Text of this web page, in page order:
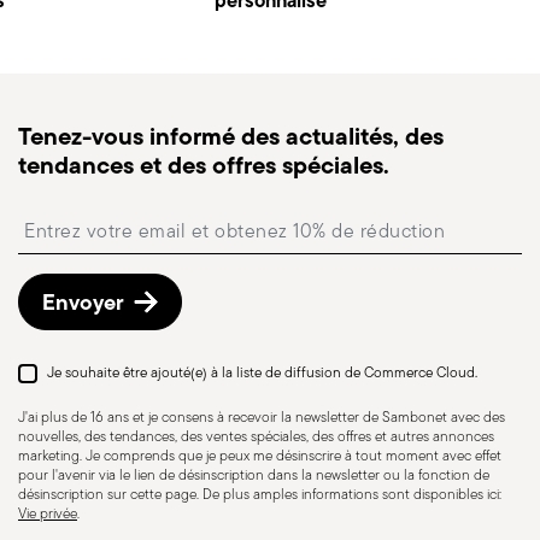
sans manche 20&#160;cm, 1 manche amovible, 1
Aluminium|Terre Cuite|51064-20 Sautoir Sans
Anses Cm 24|Chromatica Aluminium|Vert
Forêt|51065-24 Casserole Haute Sans Manche Cm
Manche Amovible|Chromatica|Noir|51064-AA
Couvercle Cm 20|Chromatica Verre|51061-20
Couvercle Cm 24|Chromatica Verre|51061-24
vaisselle
COOKWARE - Une mauvaise utilisation des
suivre la livraison.
Point relais: en Italie, la livraison en point relais est
paiement.
Retours gratuits sous 30 jours
date d’expédition/facturation en suivant la
procédure indiquée sur la page
Tenez-vous informé des actualités, des
tendances et des offres spéciales.
Envoyer
Je souhaite être ajouté(e) à la liste de diffusion de Commerce Cloud.
J'ai plus de 16 ans et je consens à recevoir la newsletter de Sambonet avec des
nouvelles, des tendances, des ventes spéciales, des offres et autres annonces
marketing. Je comprends que je peux me désinscrire à tout moment avec effet
pour l'avenir via le lien de désinscription dans la newsletter ou la fonction de
désinscription sur cette page. De plus amples informations sont disponibles ici:
Vie privée.